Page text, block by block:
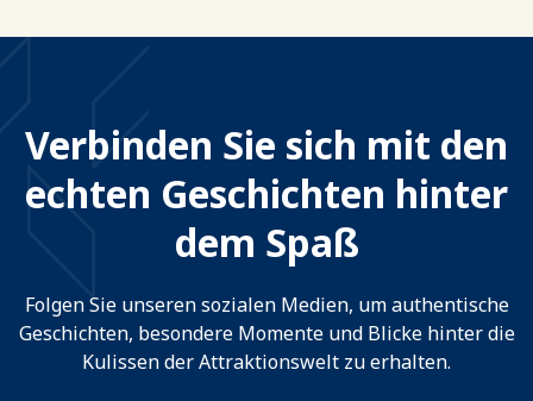
Verbinden Sie sich mit den
echten Geschichten hinter
dem Spaß
Folgen Sie unseren sozialen Medien, um authentische
Geschichten, besondere Momente und Blicke hinter die
Kulissen der Attraktionswelt zu erhalten.